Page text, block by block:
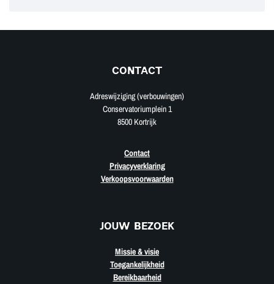
CONTACT
Adreswijziging (verbouwingen)
Conservatoriumplein 1
8500 Kortrijk
Contact
Privacyverklaring
Verkoopsvoorwaarden
JOUW BEZOEK
Missie & visie
Toegankelijkheid
Bereikbaarheid